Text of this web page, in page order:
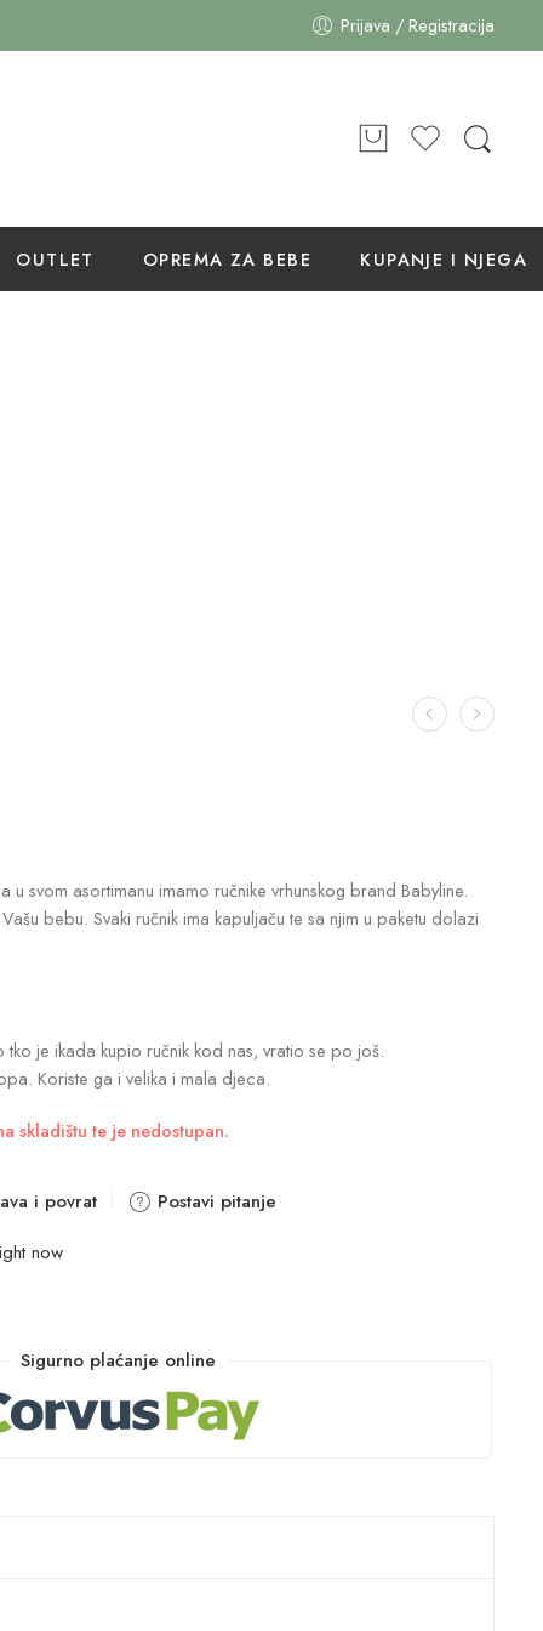
Prijava / Registracija
OUTLET OPREMA ZA BEBE KUPANJE I NJEGA
svom asortimanu imamo ručnike vrhunskog brand Babyline.
bebu. Svaki ručnik ima kapuljaču te sa njim u paketu dolazi
tko je ikada kupio ručnik kod nas, vratio se po još.
Koriste ga i velika i mala djeca.
skladištu te je nedostupan.
i povrat
Postavi pitanje
now
Sigurno plaćanje online